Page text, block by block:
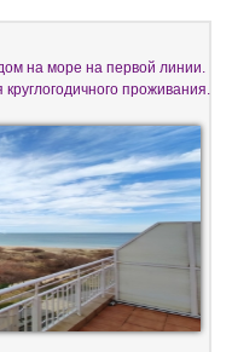
на море на первой линии.
проживания.